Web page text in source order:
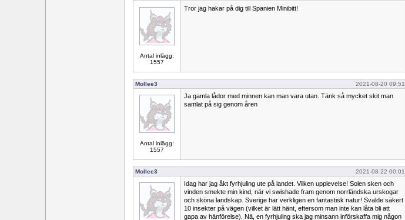
Antal inlägg:
1557
Tror jag hakar på dig till Spanien Minibitt!
Mollee3 2021-08-20 09:51
Antal inlägg:
1557
Ja gamla lådor med minnen kan man vara utan. Tänk så mycket skit man
samlat på sig genom åren
Mollee3 2021-08-22 00:01
Idag har jag åkt fyrhjuling ute på landet. Vilken upplevelse! Solen sken och
vinden smekte min kind, när vi swishade fram genom norrländska urskogar
och sköna landskap. Sverige har verkligen en fantastisk natur! Svalde säkert
10 insekter på vägen (vilket är lätt hänt, eftersom man inte kan låta bli att
gapa av hänförelse). Nä, en fyrhjuling ska jag minsann införskaffa mig någon